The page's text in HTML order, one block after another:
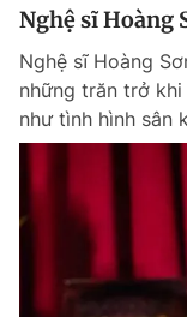
Đọc Thanh Niên
Theo dõi báo trên
Nghệ sĩ Hoàng
Nghệ sĩ Hoàng
những trăn trở
như tình hình sân